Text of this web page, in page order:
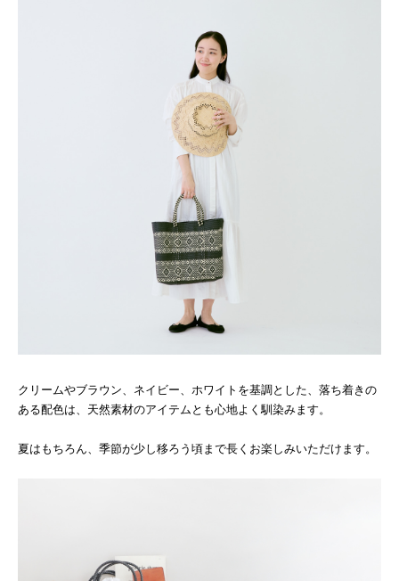
クリームやブラウン、ネイビー、ホワイトを基調とした、落ち着きの
ある配色は、天然素材のアイテムとも心地よく馴染みます。
夏はもちろん、季節が少し移ろう頃まで長くお楽しみいただけます。